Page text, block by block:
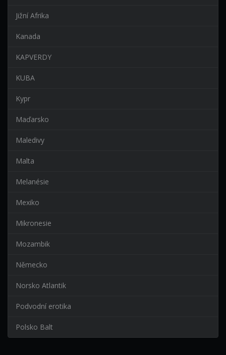
Jižní Afrika
Kanada
KAPVERDY
KUBA
Kypr
Maďarsko
Maledivy
Malta
Melanésie
Mexiko
Mikronesie
Mozambik
Německo
Norsko Atlantik
Podvodní erotika
Polsko Balt